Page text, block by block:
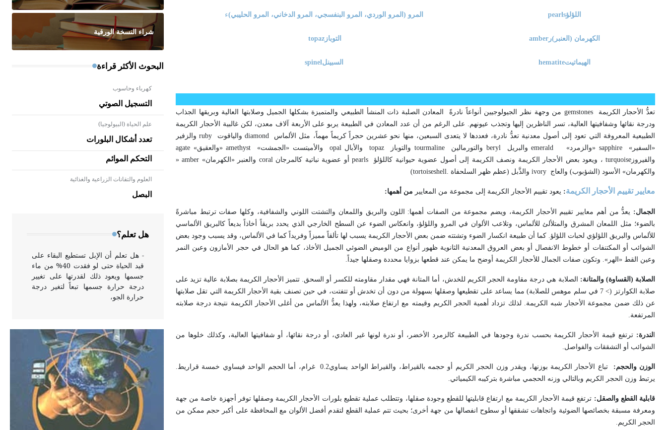
اللؤلؤpearls المرو (المرو الوردي، المرو البنفسجي، المرو الدخاني، المرو الحليبي)ء
الكهرمان (العنبر)ر amber التوباز topaz
الهيماتيتhematite السبينلspinel
تعدُّ الأحجار الكريمة gemstones من وجهة نظر الجيولوجيين أنواعاً نادرةً المعادن الصلبة ذات المنشأ الطبيعي والمتميزة بشكلها الجميل وصلابتها العالية وبريقها الجذاب
ودرجة نقائها وشفافيتها العالية، تسر الناظرين إليها وتجذب عيونهم. على الرغم من أن عدد المعادن في الطبيعة يربو على الأربعة آلاف معدن، لكن غالبية الأحجار الكريمة
الطبيعية المعروفة التي تعود إلى أصول معدنية تعدُّ نادرة، فعددها لا يتعدى السبعين، منها نحو عشرين حجراً كريماً مهماً، مثل الألماس
diamond والياقوت rubyوالزفير
«السفير»
» sapphireوالزمرد» emerald والبريل beryl والتورمالين tourmaline والتوباز topaz والأبالopal والأميتست «الجمشت» » amethystوالعقيق» agate
والفيروز turquoise ، ويعود بعض الأحجار الكريمة ونصف الكريمة إلى أصول عضوية حيوانية كاللؤلؤ pearls أو عضوية نباتية كالمرجان coral والعنبر «الكهرمان» » amber
والكهرمان» الأسود (الشؤبوب) والعاج ivory والذَّبل (عظم ظهر السلحفاة (tortoiseshell.
معايير تقييم الأحجار الكريمة: يعود تقييم الأحجار الكريمة إلى مجموعة من المعايير من أهمها:
الجمال: يعدُّ من أهم معايير تقييم الأحجار الكريمة، ويضم مجموعة من الصفات أهمها: اللون والبريق واللمعان والتشتت اللوني والشفافية، وكلها صفات ترتبط مباشرةً
بالضوء؛ مثل اللمعان المشرق والمتلألئ للألماس، وتلاعب الألوان في المرو واللؤلؤ، وانعكاس الضوء عن السطح الخارجي الذي يحدد بريقاً أخاذاً بديعاً كالبريق الألماسي
للألماس والبريق اللؤلؤي لحبات اللؤلؤ. كما أن طبيعة انكسار الضوء وتشتته ضمن بعض الأحجار الكريمة يسبب لها تألقاً مميزاً وفريداً كما في الألماس، وقد يسبب وجود بعض
الشوائب أو المكتنفات أو خطوط الانفصال أو بعض العروق المعدنية الثانوية ظهور أنواع من الوميض الضوئي الجميل الأخاذ، كما هو الحال في حجر الأمازون وعين النمر
وعين القط «الهر». وتكون صفات الجمال للأحجار الكريمة أوضح ما يمكن عند قطعها بزوايا محددة وصقلها جيداً .
الصلابة (القساوة) والمتانة: الصلابة هي درجة مقاومة الحجر الكريم للخدش، أما المتانة فهي مقدار مقاومته للكسر أو السحق. تتميز الأحجار الكريمة بصلابة عالية تزيد على
صلابة الكوارتز (> 7 في سلم موهس للصلابة) مما يساعد على تقطيعها وصقلها بسهولة من دون أن تخدش أو تتفتت، في حين تصنف بقية الأحجار الكريمة التي تقل صلابتها
عن ذلك ضمن مجموعة الأحجار شبه الكريمة. لذلك تزداد أهمية الحجر الكريم وقيمته مع ارتفاع صلابته، ولهذا يعدُّ الألماس من أغلى الأحجار الكريمة نتيجة درجة صلابته
المرتفعة.
لندرة: ترتفع قيمة الأحجار الكريمة بحسب ندرة وجودها في الطبيعة كالزمرد الأخضر، أو ندرة لونها غير العادي، أو درجة نقائها، أو شفافيتها العالية، وكذلك خلوها من
الشوائب أو التشققات والفواصل.
الوزن والحجم:
تباع الأحجار الكريمة بوزنها، ويقدر وزن الحجر الكريم أو حجمه بالقيراط، والقيراط الواحد يساوي0.2 غرام، أما الحجم الواحد فيساوي خمسة قراريط.
يرتبط وزن الحجر الكريم وبالتالي وزنه الحجمي مباشرة بتركيبه الكيميائي.
قابلية القطع والصقل: ترتفع قيمة الأحجار الكريمة مع ارتفاع قابليتها للقطع وجودة صقلها، وتتطلب عملية تقطيع بلورات الأحجار الكريمة وصقلها توفر أجهزة خاصة من جهة
ومعرفة مسبقة بخصائصها الضوئية واتجاهات تشققها أو سطوح انفصالها من جهة أخرى؛ بحيث تتم عملية القطع لتقدم أفضل الألوان مع المحافظة على أكبر حجم ممكن من
الحجر الكريم.
شراء النسخة الورقية
البحوث الأكثر قراءة
كهرباء وحاسوب
التسجيل الصوتي
علم الحياة (البيولوجيا)
تعدد أشكال البلورات
التحكم الموائم
العلوم والتقانات الزراعية والغذائية
البصل
هل تعلم؟
- هل تعلم أن الأبلق نوع من الفنون
الهندسية التي ارتبطت بالعمارة
الإسلامية في بلاد الشام ومصر خاصة،
- هل تعلم أن الإبل تستطيع البقاء على
قيد الحياة حتى لو فقدت 40% من ماء
جسمها ويعود ذلك لقدرتها على تغيير
درجة حرارة جسمها تبعاً لتغير درجة
حرارة الجو،
- هل تعلم أن أبقراط كتب في الطب
أربعة مؤلفات هي: الحكم، الأدلة، تنظيم
التغذية، ورسالته في جروح الرأس.
ويعود له الفضل بأنه حرر الطب من
الدين والفلسفة.
- هل تعلم أن المرجان إفراز حيواني
يتكون في البحر ويتركب من مادة
كربونات الكلسيوم، وهو أحمر أو شديد